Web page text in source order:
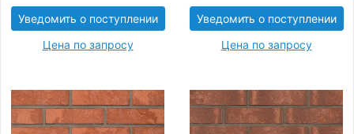
Уведомить о поступлении
Цена по запросу
Уведомить о поступлении
Цена по запросу